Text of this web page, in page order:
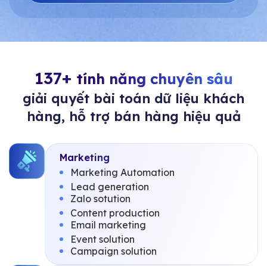
137+ tính năng chuyên sâu
giải quyết bài toán dữ liệu khách
hàng, hỗ trợ bán hàng hiệu quả
Marketing
Marketing Automation
Lead generation
Zalo sotution
Content production
Email marketing
Event solution
Campaign solution